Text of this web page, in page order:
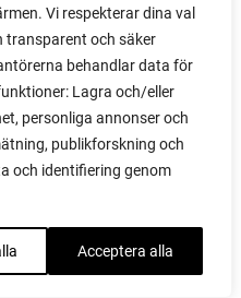
Vi respekterar dina val
transparent och säker
behandlar data för
Lagra och/eller
personliga annonser och
publikforskning och
och identifiering genom
Acceptera alla